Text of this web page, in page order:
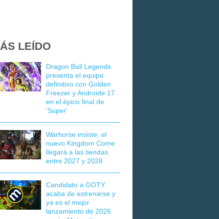
LEÍDO
Dragon Ball Legends
presenta el equipo
definitivo con Golden
Freezer y Androide 17
en el épico final de
'Super'
Warhorse insiste: el
nuevo Kingdom Come
llegará a las tiendas
entre 2027 y 2028
Candidato a GOTY:
acaba de estrenarse y
ya es el mejor
lanzamiento de 2026